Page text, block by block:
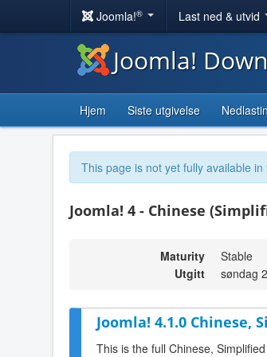
Joomla!® Last ned & utvid
Joomla!
Hjem Siste utgivelse
This page is not yet fully available
Joomla! 4 - Chinese
Maturity
Stable
Utgitt
søndag
Joomla! 4.1.0 Chinese,
This is the full Chinese,